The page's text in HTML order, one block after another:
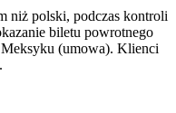
niż polski, podczas kontroli
biletu powrotnego
(umowa). Klienci